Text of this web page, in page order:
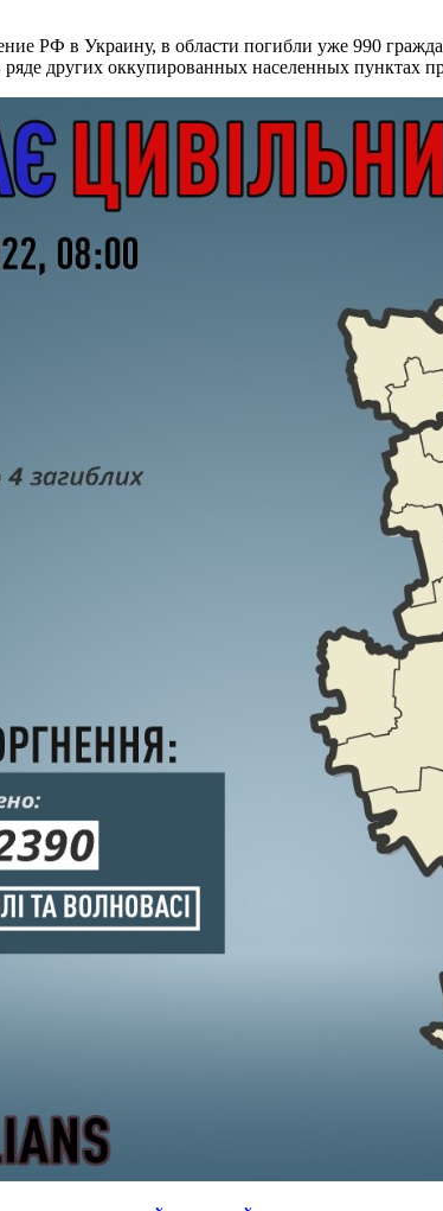
РФ в Украину, в области погибли уже 990
других оккупированных населенных пунктах